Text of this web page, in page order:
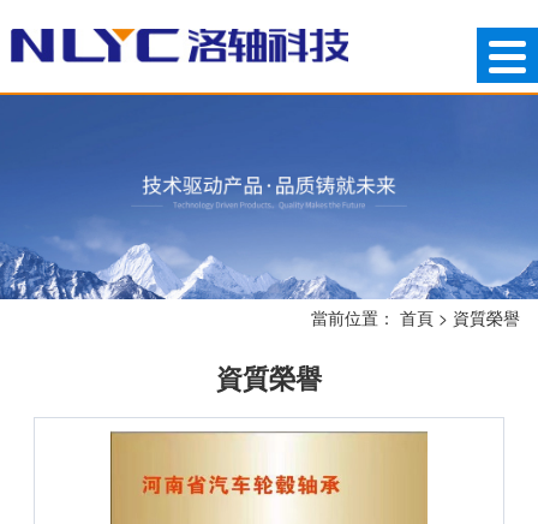
當前位置： 首頁 > 資質榮譽
資質榮譽